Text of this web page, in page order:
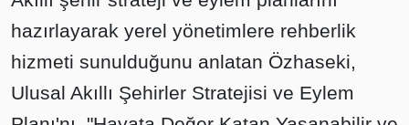
hazırlayarak yerel yönetimlere rehberlik
hizmeti sunulduğunu anlatan Özhaseki,
Ulusal Akıllı Şehirler Stratejisi ve Eylem